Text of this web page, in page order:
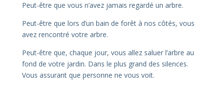
Peut-être que vous n’avez jamais regardé un arbre.
Peut-être que lors d’un bain de forêt à nos côtés, vous
avez rencontré votre arbre.
Peut-être que, chaque jour, vous allez saluer l’arbre au
fond de votre jardin. Dans le plus grand des silences.
Vous assurant que personne ne vous voit.